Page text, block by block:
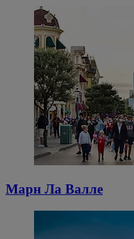
Марн Ла Валле